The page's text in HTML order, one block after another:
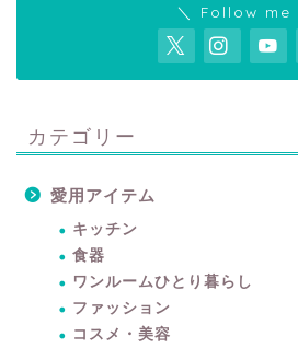
＼ Follow me
カテゴリー
愛用アイテム
キッチン
食器
ワンルームひとり暮らし
ファッション
コスメ・美容